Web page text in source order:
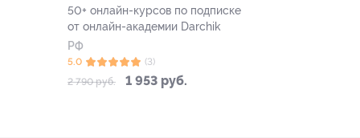
50+ онлайн-курсов по подписке
от онлайн-академии Darchik
РФ
2 790 руб. 1 953 руб.
5.0 (3)